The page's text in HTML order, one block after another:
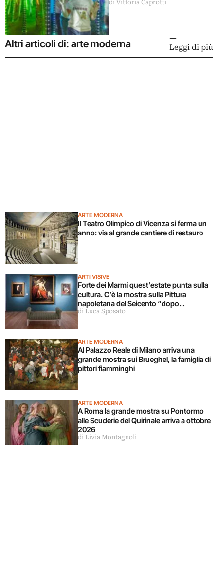
di Vittoria Caprotti
Altri articoli di: arte moderna Leggi di più
ARTE MODERNA
Il Teatro Olimpico di Vicenza si ferma un
anno: via al grande cantiere di restauro
ARTI VISIVE
Forte dei Marmi quest’estate punta sulla
cultura. C’è la mostra sulla Pittura
napoletana del Seicento “dopo
Caravaggio”
di Luca Sposato
ARTE MODERNA
Al Palazzo Reale di Milano arriva una
grande mostra sui Brueghel, la famiglia di
pittori fiamminghi
ARTE MODERNA
A Roma la grande mostra su Pontormo
alle Scuderie del Quirinale arriva a ottobre
2026
di Livia Montagnoli